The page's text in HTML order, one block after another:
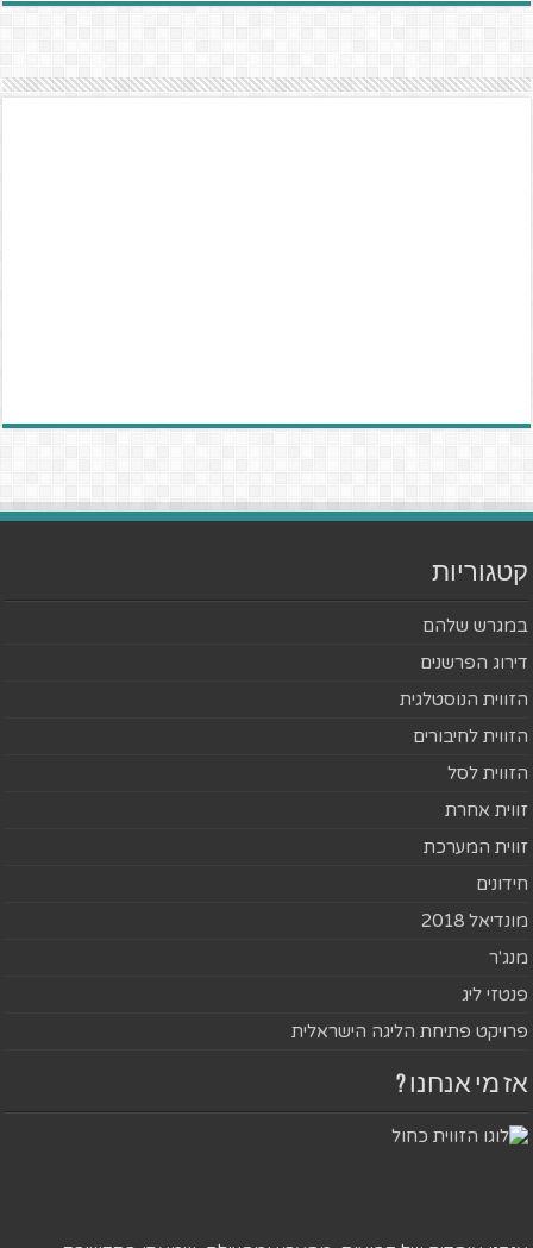
קטגוריות
במגרש שלהם
דירוג הפרשנים
הזווית הנוסטלגית
הזווית לחיבורים
הזווית לסל
זווית אחרת
זווית המערכת
חידונים
מונדיאל 2018
מנג'ר
פנטזי ליג
פרויקט פתיחת הליגה הישראלית
אז מי אנחנו ?